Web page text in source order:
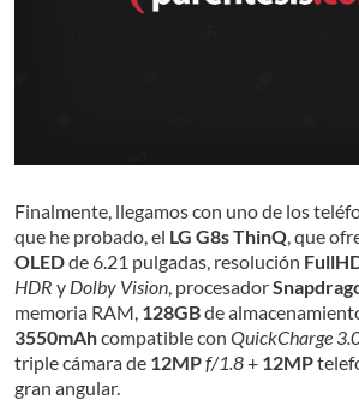
Finalmente, llegamos con uno de los
que he probado, el LG G8s ThinQ , que
OLEDde 6.21 pulgadas, resolución
HDR y Dolby Vision , procesador
memoria RAM, 128GBde
3550mAhcompatible con QuickCharge
triple cámara de 12MPf/1.8+ 12MP
gran angular.